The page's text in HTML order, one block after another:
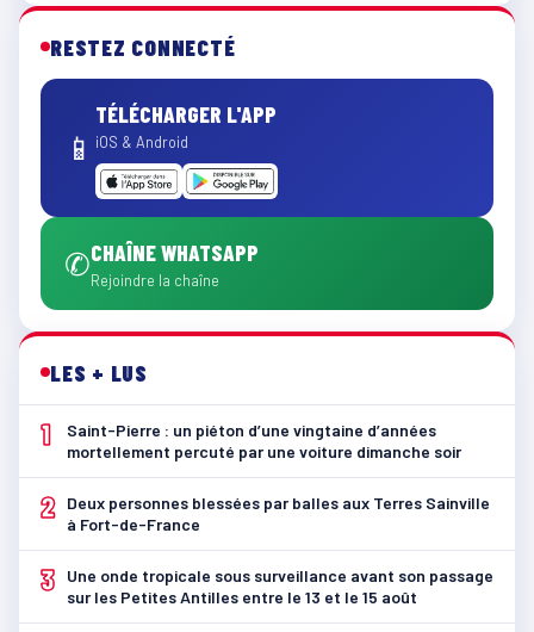
RESTEZ CONNECTÉ
📱
TÉLÉCHARGER L'APP
iOS & Android
✆CHAÎNE WHATSAPP
Rejoindre la chaîne
LES + LUS
1
Saint-Pierre : un piéton d’une vingtaine d’années
mortellement percuté par une voiture dimanche soir
2
Deux personnes blessées par balles aux Terres Sainville
à Fort-de-France
3
Une onde tropicale sous surveillance avant son passage
sur les Petites Antilles entre le 13 et le 15 août